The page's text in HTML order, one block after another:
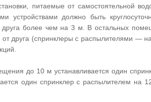
питаемые от самостоятельной
устройствами должно быть
друга более чем на 3 м. В остальных
друга (спринклеры с распылителями —
до 10 м устанавливается один
один спринклер с распылителем